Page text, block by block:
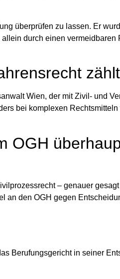
überprüfen zu lassen. Er
allein durch einen vermeidbaren
zählt
Wien, der mit Zivil- und
bei komplexen
OGH
– genauer
an den OGH gegen
Berufungsgericht in seiner